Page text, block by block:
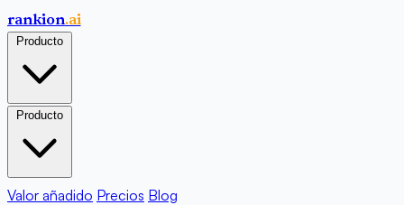
rankion.ai
Producto
Producto
Valor añadido Precios Blog